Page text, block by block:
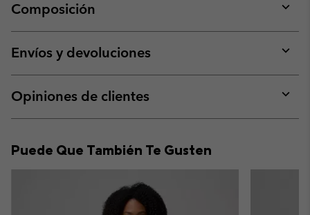
Composición
or
Envíos y devoluciones
or
Opiniones de clientes
or
Puede Que También Te Gusten